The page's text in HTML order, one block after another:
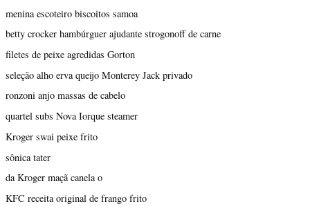
menina escoteiro biscoitos samoa
betty crocker hambúrguer ajudante strogonoff de carne
filetes de peixe agredidas Gorton
seleção alho erva queijo Monterey Jack privado
ronzoni anjo massas de cabelo
quartel subs Nova Iorque steamer
Kroger swai peixe frito
sônica tater
da Kroger maçã canela o
KFC receita original de frango frito